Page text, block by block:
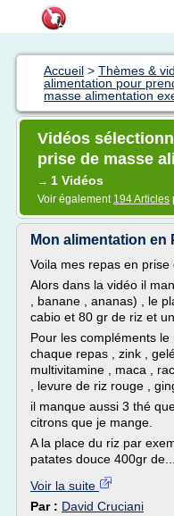
Accueil > Thèmes &
alimentation pour
masse alimentation
Vidéos
prise de masse
→ 1 Vidéos
Voir également 194 Articles
Mon alimentation en
Voila mes repas en prise
Alors dans la vidéo il
, banane , ananas) , le
cabio et 80 gr de riz et
Pour les compléments
chaque repas , zink ,
multivitamine , maca ,
, levure de riz rouge ,
il manque aussi 3 thé
citrons que je mange.
A la place du riz par
patates douce 400gr de...
Voir la suite
Par : David Cruciani